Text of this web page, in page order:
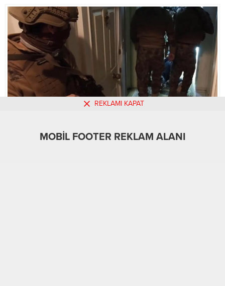
REKLAMI KAPAT
MOBİL FOOTER REKLAM ALANI